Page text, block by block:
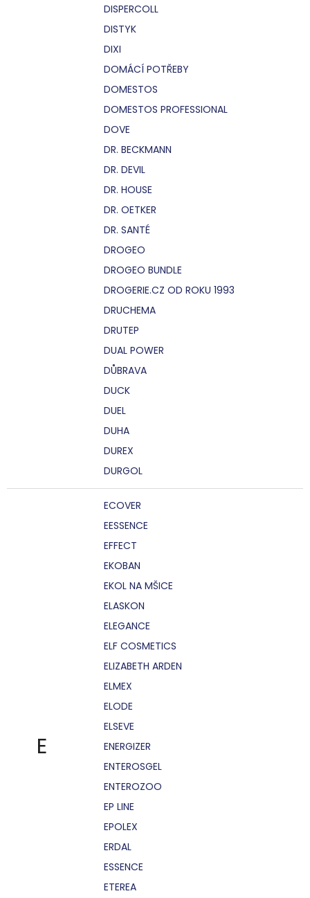
DISPERCOLL
DISTYK
DIXI
DOMÁCÍ POTŘEBY
DOMESTOS
DOMESTOS PROFESSIONAL
DOVE
DR. BECKMANN
DR. DEVIL
DR. HOUSE
DR. OETKER
DR. SANTÉ
DROGEO
DROGEO BUNDLE
DROGERIE.CZ OD ROKU 1993
DRUCHEMA
DRUTEP
DUAL POWER
DŮBRAVA
DUCK
DUEL
DUHA
DUREX
DURGOL
E
ECOVER
EESSENCE
EFFECT
EKOBAN
EKOL NA MŠICE
ELASKON
ELEGANCE
ELF COSMETICS
ELIZABETH ARDEN
ELMEX
ELODE
ELSEVE
ENERGIZER
ENTEROSGEL
ENTEROZOO
EP LINE
EPOLEX
ERDAL
ESSENCE
ETEREA